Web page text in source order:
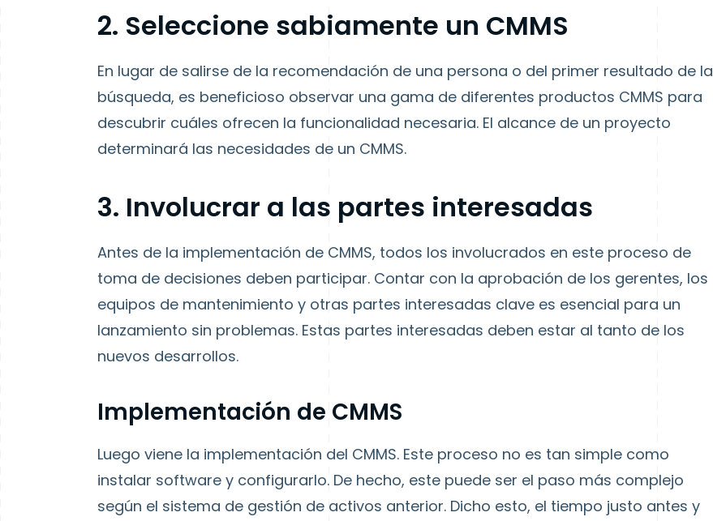
2. Seleccione sabiamente un CMMS
En lugar de salirse de la recomendación de una persona o del primer resultado de la
búsqueda, es beneficioso observar una gama de diferentes productos CMMS para
descubrir cuáles ofrecen la funcionalidad necesaria. El alcance de un proyecto
determinará las necesidades de un CMMS.
3. Involucrar a las partes interesadas
Antes de la implementación de CMMS, todos los involucrados en este proceso de
toma de decisiones deben participar. Contar con la aprobación de los gerentes, los
equipos de mantenimiento y otras partes interesadas clave es esencial para un
lanzamiento sin problemas. Estas partes interesadas deben estar al tanto de los
nuevos desarrollos.
Implementación de CMMS
Luego viene la implementación del CMMS. Este proceso no es tan simple como
instalar software y configurarlo. De hecho, este puede ser el paso más complejo
según el sistema de gestión de activos anterior. Dicho esto, el tiempo justo antes y